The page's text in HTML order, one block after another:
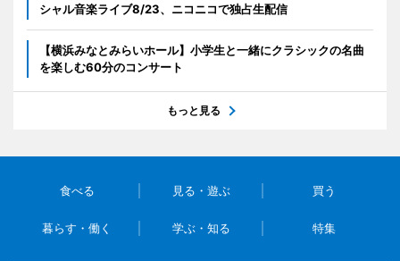
シャル音楽ライブ8/23、ニコニコで独占生配信
【横浜みなとみらいホール】小学生と一緒にクラシックの名曲
を楽しむ60分のコンサート
もっと見る
食べる 見る・遊ぶ 買う
暮らす・働く 学ぶ・知る 特集